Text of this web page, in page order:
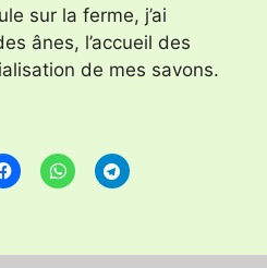
sur la ferme, j’ai
ânes, l’accueil des
de mes savons.